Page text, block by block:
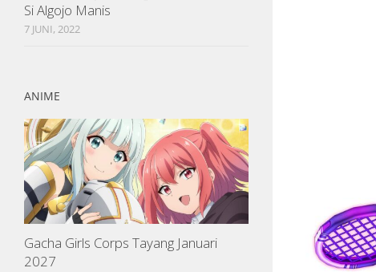
Si Algojo Manis
7 JUNI, 2022
ANIME
Gacha Girls Corps Tayang Januari
2027